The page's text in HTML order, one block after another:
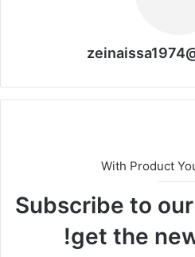
With Product
Subscribe to
get the